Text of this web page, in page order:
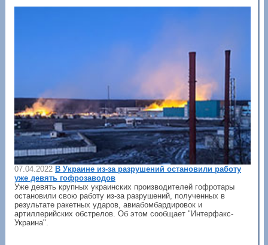
07.04.2022 В Украине из-за разрушений остановили работу
уже девять гофрозаводов
Уже девять крупных украинских производителей гофротары
остановили свою работу из-за разрушений, полученных в
результате ракетных ударов, авиабомбардировок и
артиллерийских обстрелов. Об этом сообщает "Интерфакс-
Украина".